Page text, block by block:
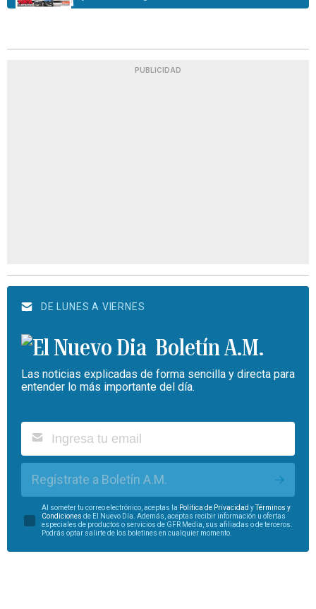
PUBLICIDAD
DE LUNES A VIERNES
Boletín A.M.
Las noticias explicadas de forma sencilla y directa para
entender lo más importante del día.
Regístrate a Boletín A.M.
Al someter tu correo electrónico, aceptas la Política de Privacidad yTérminos y
Condiciones de El Nuevo Día. Además, aceptas recibir información u ofertas
especiales de productos o servicios de GFR Media, sus afiliadas o de terceros.
Podrás optar salirte de los boletines en cualquier momento.